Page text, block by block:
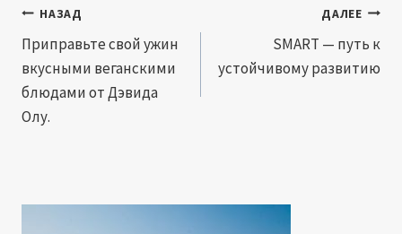
Навигация
по
записям
НАЗАД
Приправьте свой ужин
вкусными веганскими
блюдами от Дэвида
Олу.
ДАЛЕЕ
SMART — путь к
устойчивому развитию